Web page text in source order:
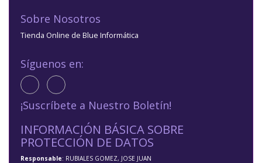
Sobre Nosotros
Tienda Online de Blue Informática
Síguenos en:
¡Suscríbete a Nuestro Boletín!
INFORMACIÓN BÁSICA SOBRE
PROTECCIÓN DE DATOS
Responsable: RUBIALES GOMEZ, JOSE JUAN